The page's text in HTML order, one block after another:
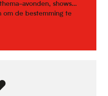
avonden, shows…
om de bestemming te